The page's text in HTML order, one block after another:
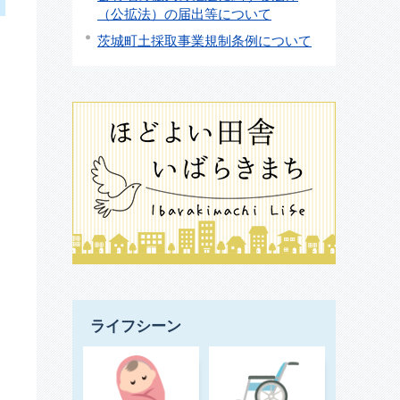
（公拡法）の届出等について
茨城町土採取事業規制条例について
ライフシーン